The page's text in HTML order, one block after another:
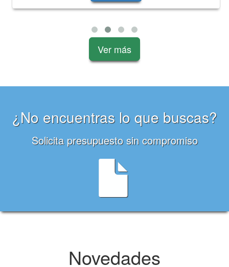
Ver más
¿No encuentras lo que buscas?
Solicita presupuesto sin compromiso
Novedades